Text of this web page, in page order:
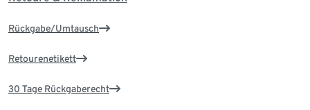
Rückgabe/Umtausch
Retourenetikett
30 Tage Rückgaberecht